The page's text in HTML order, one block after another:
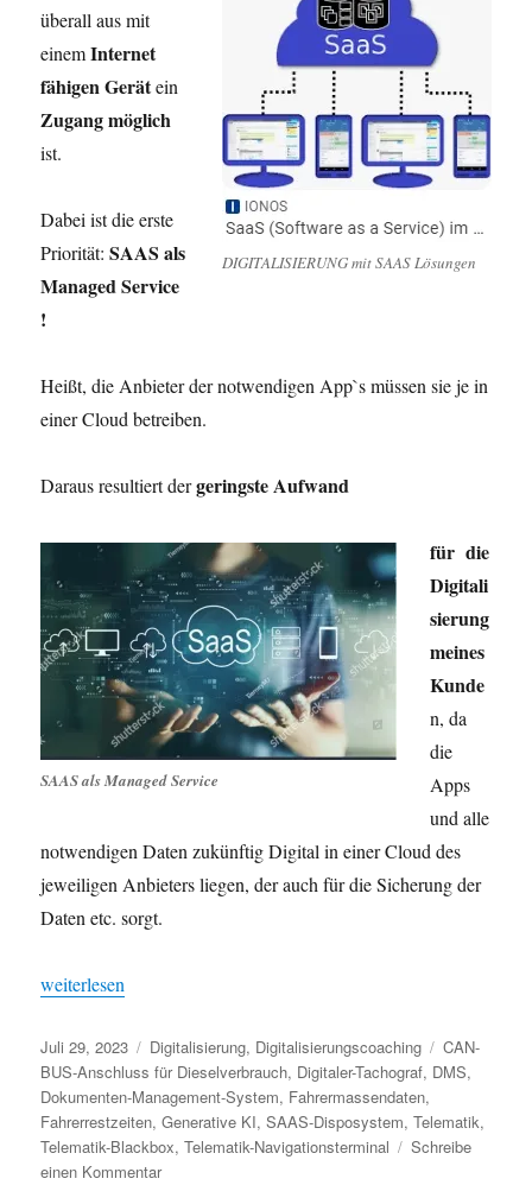
DIGITALISIERUNG mit SAAS Lösungen
überall aus mit
einemInternet
fähigen Gerätein
Zugang möglich
ist.
Dabei ist die erste
Priorität:SAAS als
Managed Service
!
Heißt, die Anbieter der notwendigen App`s müssen sie je in
einer Cloud betreiben.
Daraus resultiert dergeringste Aufwand
SAAS als Managed Service
für die
Digitali
sierung
meines
Kunde
n, da
die
Apps
und alle
notwendigen Daten zukünftig Digital in einer Cloud des
jeweiligen Anbieters liegen, der auch für die Sicherung der
Daten etc. sorgt.
„DIGITALISIERUNG eines Logistikunternehmens – 5. vor Ort
weiterlesen
Veröffentlicht
am
Juli 29, 2023 Kategorien
Digitalisierung, Digitalisierungscoaching Schlagwörter
CAN-
BUS-Anschluss für Dieselverbrauch, Digitaler-Tachograf, DMS,
Dokumenten-Management-System, Fahrermassendaten,
Fahrerrestzeiten,Generative KI,SAAS-Disposystem,Telematik,
Telematik-Blackbox,Telematik-Navigationsterminal
Schreibe
einen Kommentarzu